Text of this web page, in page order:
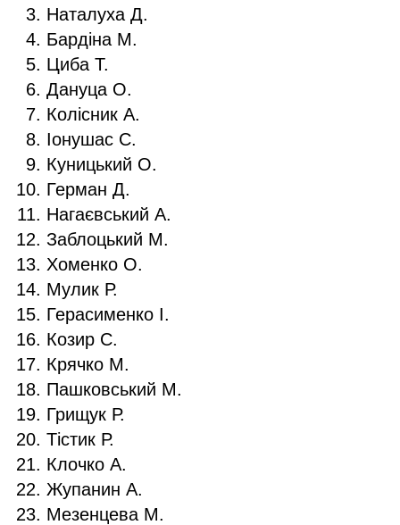
Наталуха Д.
Бардіна М.
Циба Т.
Дануца О.
Колісник А.
Іонушас С.
Куницький О.
Герман Д.
Нагаєвський А.
Заблоцький М.
Хоменко О.
Мулик Р.
Герасименко І.
Козир С.
Крячко М.
Пашковський М.
Грищук Р.
Тістик Р.
Клочко А.
Жупанин А.
Мезенцева М.